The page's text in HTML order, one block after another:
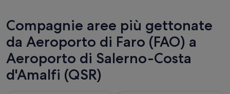
Compagnie aree più gettonate
da Aeroporto di Faro (FAO) a
Aeroporto di Salerno-Costa
d'Amalfi (QSR)